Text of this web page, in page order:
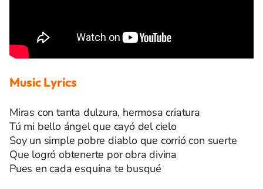
Music Lyrics
Miras con tanta dulzura, hermosa criatura
Tú mi bello ángel que cayó del cielo
Soy un simple pobre diablo que corrió con suerte
Que logró obtenerte por obra divina
Pues en cada esquina te busqué